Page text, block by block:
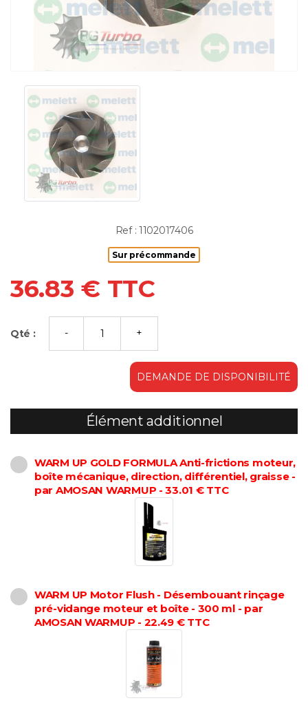
Ref : 1102017406
Sur précommande
36.83 € TTC
Qté :
DEMANDE DE DISPONIBILITÉ
Élément additionnel
WARM UP GOLD FORMULA Anti-frictions moteur,
boîte mécanique, direction, différentiel, graisse -
par AMOSAN WARMUP - 33.01 € TTC
WARM UP Motor Flush - Désembouant rinçage
pré-vidange moteur et boîte - 300 ml - par
AMOSAN WARMUP - 22.49 € TTC